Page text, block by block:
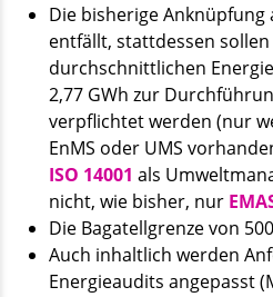
Die bisherige Anknüpfung
entfällt, stattdessen
durchschnittlichen
2,77 GWh zur
verpflichtet werden (nur
EnMS oder UMS
ISO 14001 als
nicht, wie bisher, nur
Die Bagatellgrenze von
Auch inhaltlich werden
Energieaudits angepasst